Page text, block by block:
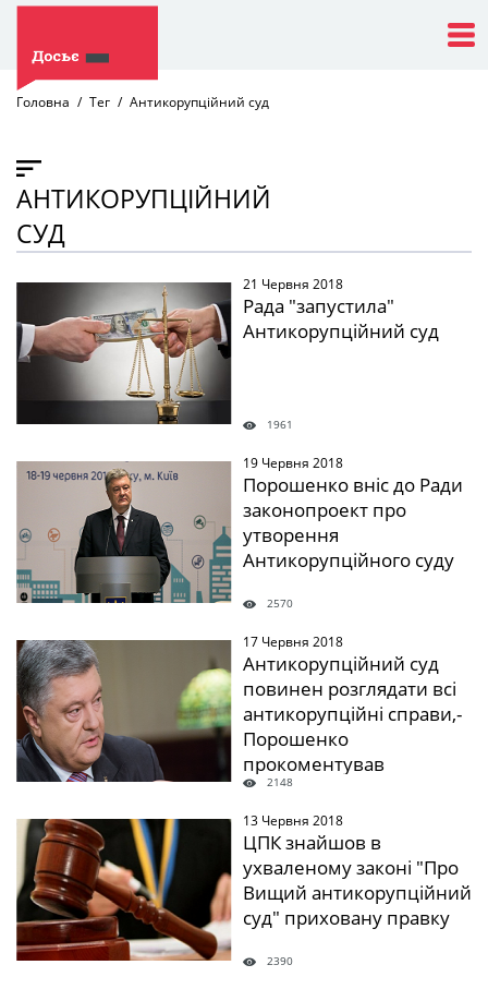
Головна Тег Антикорупційний суд
АНТИКОРУПЦІЙНИЙ
СУД
21 Червня 2018
Рада "запустила"
Антикорупційний суд
1961
" /> 19 Червня 2018
Порошенко вніс до Ради
законопроект про
утворення
Антикорупційного суду
2570
" /> 17 Червня 2018
Антикорупційний суд
повинен розглядати всі
антикорупційні справи,-
Порошенко
прокоментував
скандальну правку
2148
" /> 13 Червня 2018
ЦПК знайшов в
ухваленому законі "Про
Вищий антикорупційний
суд" приховану правку
2390